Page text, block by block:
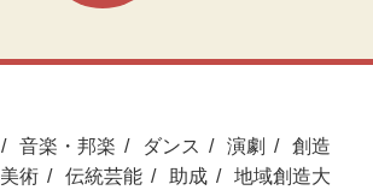
音楽・邦楽 ダンス 演劇
創造
美術 伝統芸能 助成
地域創造大